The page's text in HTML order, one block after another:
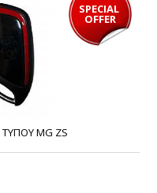
SPECIAL
OFFER
ΤΥΠΟΥ MG ZS